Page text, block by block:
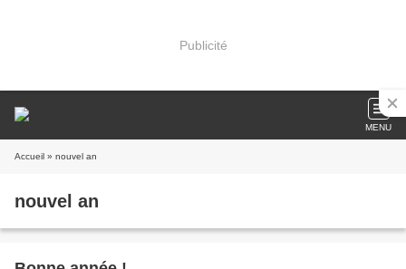
Publicité
MENU
Accueil » nouvel an
nouvel an